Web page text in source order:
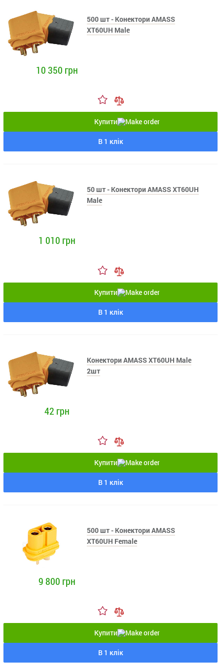
500 шт - Конектори AMASS
XT60UH Male
10 350 грн
Купити
В 1 клік
50 шт - Конектори AMASS XT60UH
Male
1 010 грн
Купити
В 1 клік
Конектори AMASS XT60UH Male
2шт
42 грн
Купити
В 1 клік
500 шт - Конектори AMASS
XT60UH Female
9 800 грн
Купити
В 1 клік